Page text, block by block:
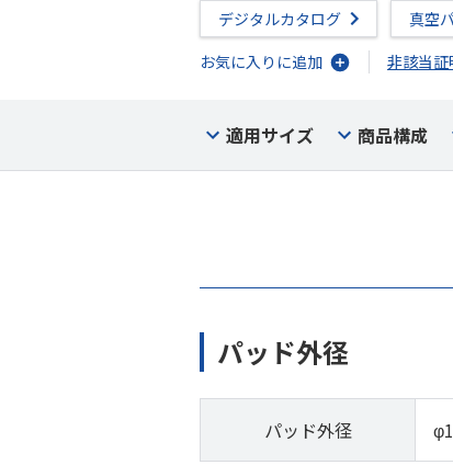
デジタルカタログ 真空
お気に入りに追加
非該当
適用サイズ 商品構成
パッド外径
パッド外径